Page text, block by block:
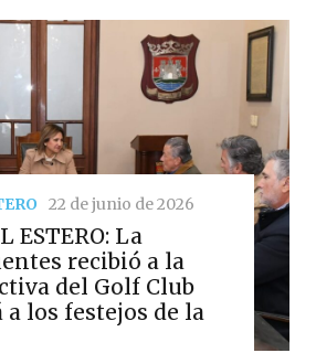
22 de junio de 2026
ESTERO: La
recibió a la
del Golf Club
a los festejos de la